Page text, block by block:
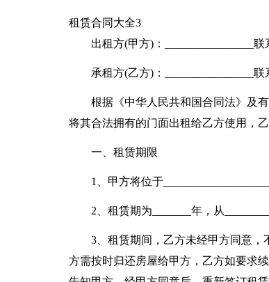
租赁合同大全3
出租方(甲方)：________________联
承租方(乙方)：________________联
根据《中华人民共和国合同法》及
将其合法拥有的门面出租给乙方使用，
一、租赁期限
1、甲方将位于
2、租赁期为_______年，从
3、租赁期间，乙方未经甲方同意
方需按时归还房屋给甲方，乙方如要求